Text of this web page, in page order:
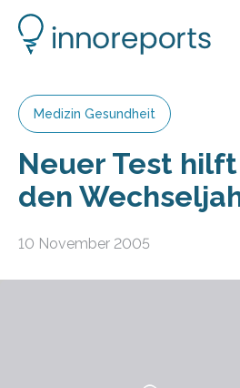
Medizin Gesundheit
Neuer Test
den
10 November 2005